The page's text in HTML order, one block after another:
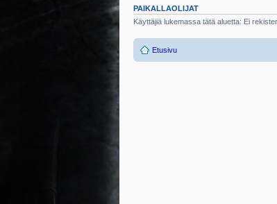
PAIKALLAOLIJAT
Käyttäjiä lukemassa tätä aluetta: Ei
Etusivu